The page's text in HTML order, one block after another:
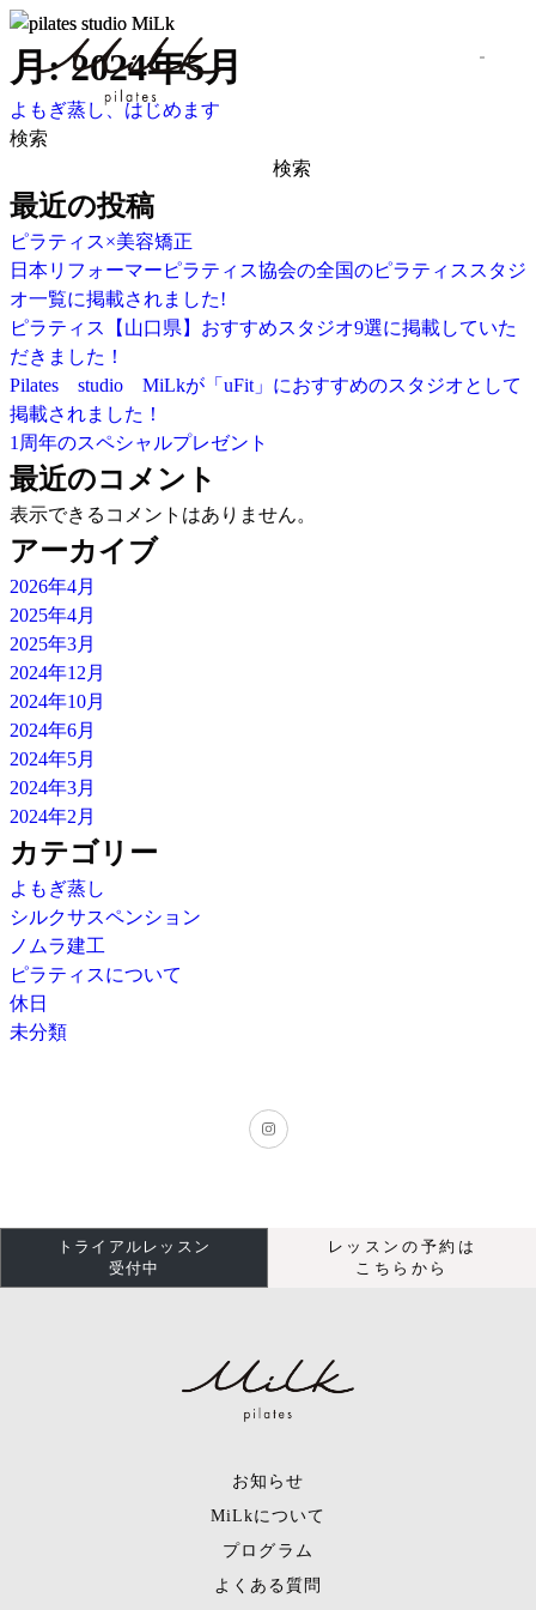
月:2024年5月
よもぎ蒸し、はじめます
検索
検索
最近の投稿
ピラティス×美容矯正
日本リフォーマーピラティス協会の全国のピラティススタジ
オ一覧に掲載されました!
ピラティス【山口県】おすすめスタジオ9選に掲載していた
だきました！
Pilates studio MiLkが「uFit」におすすめのスタジオとして
掲載されました！
1周年のスペシャルプレゼント
最近のコメント
表示できるコメントはありません。
アーカイブ
2026年4月
2025年4月
2025年3月
2024年12月
2024年10月
2024年6月
2024年5月
2024年3月
2024年2月
カテゴリー
よもぎ蒸し
シルクサスペンション
ノムラ建工
ピラティスについて
休日
未分類
トライアルレッスン
受付中
レッスンの予約は
こちらから
お知らせ
MiLkについて
プログラム
よくある質問